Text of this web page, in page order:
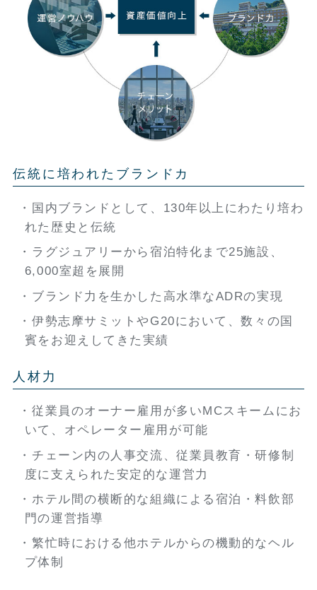
伝統に培われたブランドカ
国内ブランドとして、130年以上にわたり培わ
れた歴史と伝統
ラグジュアリーから宿泊特化まで25施設、
6,000室超を展開
ブランド力を生かした高水準なADRの実現
伊勢志摩サミットやG20において、数々の国
賓をお迎えしてきた実績
人材力
従業員のオーナー雇用が多いMCスキームにお
いて、 オペレーター雇用が可能
チェーン内の人事交流、従業員教育・研修制
度に支えられた安定的な運営力
ホテル間の横断的な組織による宿泊・料飲部
門の運営指導
繁忙時における他ホテルからの機動的なヘル
プ体制